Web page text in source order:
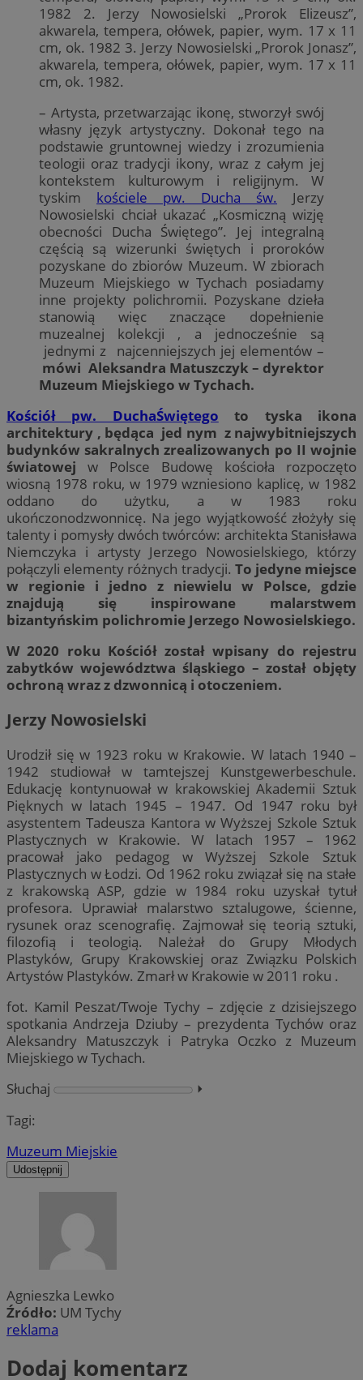
1982 2. Jerzy Nowosielski „Prorok Elizeusz”,
akwarela, tempera, ołówek, papier, wym. 17 x 11
cm, ok. 1982 3. Jerzy Nowosielski „Prorok Jonasz”,
akwarela, tempera, ołówek, papier, wym. 17 x 11
cm, ok. 1982.
– Artysta, przetwarzając ikonę, stworzył swój
własny język artystyczny. Dokonał tego na
podstawie gruntownej wiedzy i zrozumienia
teologii oraz tradycji ikony, wraz z całym jej
kontekstem kulturowym i religijnym. W
tyskim kościele pw. Ducha św. Jerzy
Nowosielski chciał ukazać „Kosmiczną wizję
obecności Ducha Świętego”. Jej integralną
częścią są wizerunki świętych i proroków
pozyskane do zbiorów Muzeum. W zbiorach
Muzeum Miejskiego w Tychach posiadamy
inne projekty polichromii. Pozyskane dzieła
stanowią więc znaczące dopełnienie
muzealnej kolekcji , a jednocześnie są
jednymi z najcenniejszych jej elementów –
mówi Aleksandra Matuszczyk – dyrektor
Muzeum Miejskiego w Tychach.
Kościół pw. DuchaŚwiętego to tyska ikona
architektury , będąca jed nym z najwybitniejszych
budynków sakralnych zrealizowanych po II wojnie
światowej w Polsce Budowę kościoła rozpoczęto
wiosną 1978 roku, w 1979 wzniesiono kaplicę, w 1982
oddano do użytku, a w 1983 roku
ukończonodzwonnicę. Na jego wyjątkowość złożyły się
talenty i pomysły dwóch twórców: architekta Stanisława
Niemczyka i artysty Jerzego Nowosielskiego, którzy
połączyli elementy różnych tradycji. To jedyne miejsce
w regionie i jedno z niewielu w Polsce, gdzie
znajdują się inspirowane malarstwem
bizantyńskim polichromie Jerzego Nowosielskiego.
W 2020 roku Kościół został wpisany do rejestru
zabytków województwa śląskiego – został objęty
ochroną wraz z dzwonnicą i otoczeniem.
Jerzy Nowosielski
Urodził się w 1923 roku w Krakowie. W latach 1940 –
1942 studiował w tamtejszej Kunstgewerbeschule.
Edukację kontynuował w krakowskiej Akademii Sztuk
Pięknych w latach 1945 – 1947. Od 1947 roku był
asystentem Tadeusza Kantora w Wyższej Szkole Sztuk
Plastycznych w Krakowie. W latach 1957 – 1962
pracował jako pedagog w Wyższej Szkole Sztuk
Plastycznych w Łodzi. Od 1962 roku związał się na stałe
z krakowską ASP, gdzie w 1984 roku uzyskał tytuł
profesora. Uprawiał malarstwo sztalugowe, ścienne,
rysunek oraz scenografię. Zajmował się teorią sztuki,
filozofią i teologią. Należał do Grupy Młodych
Plastyków, Grupy Krakowskiej oraz Związku Polskich
Artystów Plastyków. Zmarł w Krakowie w 2011 roku .
fot. Kamil Peszat/Twoje Tychy – zdjęcie z dzisiejszego
spotkania Andrzeja Dziuby – prezydenta Tychów oraz
Aleksandry Matuszczyk i Patryka Oczko z Muzeum
Miejskiego w Tychach.
Słuchaj
⏵︎
Tagi:
Muzeum Miejskie
Udostępnij
Agnieszka Lewko
Źródło: UM Tychy
reklama
Dodaj komentarz